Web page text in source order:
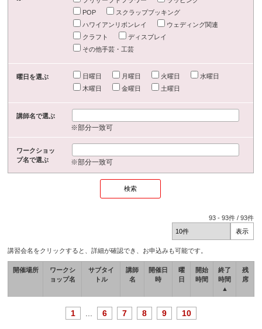
POP
スクラップブッキング
ハワイアンリボンレイ
ウェディング関連
クラフト
ディスプレイ
その他手芸・工芸
曜日を選ぶ 日曜日 月曜日 火曜日
水曜日
木曜日
金曜日 土曜日
講師名で選ぶ
※部分一致可
ワークショッ
プ名で選ぶ
※部分一致可
93 -93件 /93件
講習会名をクリックすると、詳細が確認でき、お申込みも可能です。
開催場所
ワークシ
ョップ名
サブタイ
トル
講師
名
開催日
時
曜
日
開始
時間
終了
時間
▲
残
席
1 6 7 8 9 10